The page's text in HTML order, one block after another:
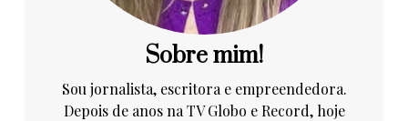
Sobre mim!
Sou jornalista, escritora e empreendedora.
Depois de anos na TV Globo e Record, hoje